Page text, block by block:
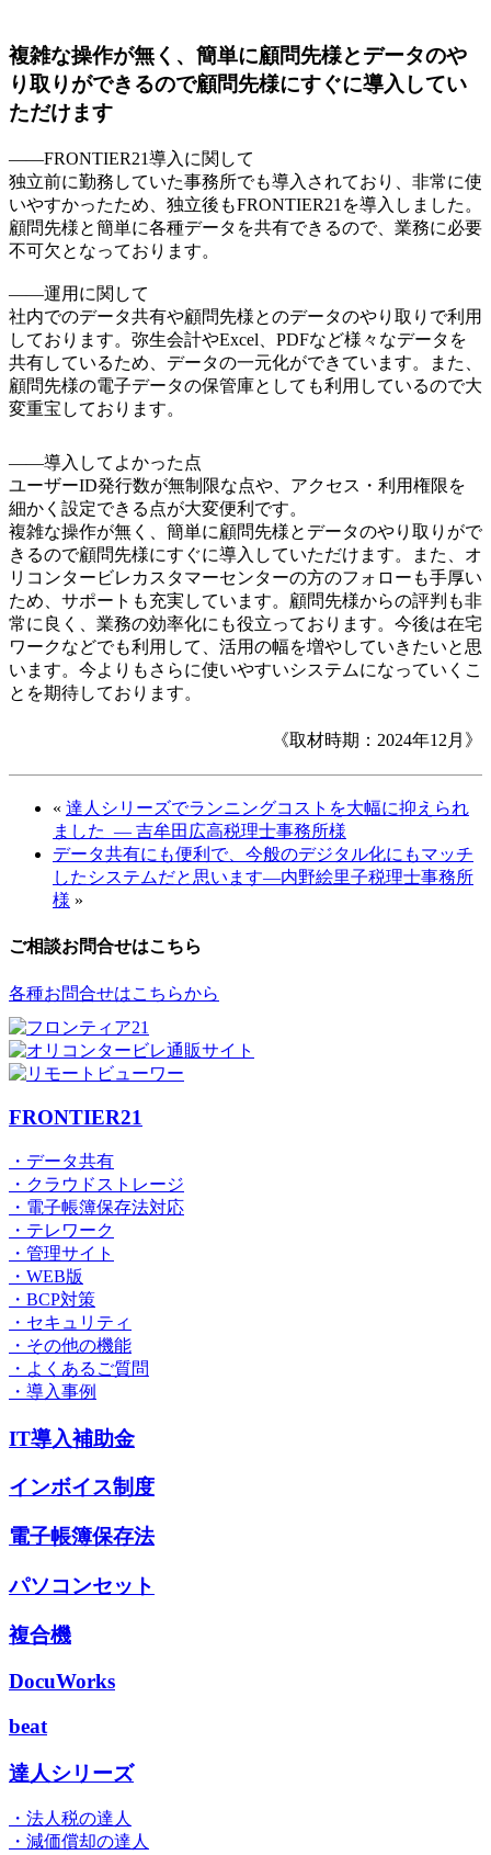
複雑な操作が無く、簡単に顧問先様とデータのや
り取りができるので顧問先様にすぐに導入してい
ただけます
――FRONTIER21導入に関して
独立前に勤務していた事務所でも導入されており、非常に使
いやすかったため、独立後もFRONTIER21を導入しました。
顧問先様と簡単に各種データを共有できるので、業務に必要
不可欠となっております。
――運用に関して
社内でのデータ共有や顧問先様とのデータのやり取りで利用
しております。弥生会計やExcel、PDFなど様々なデータを
共有しているため、データの一元化ができています。また、
顧問先様の電子データの保管庫としても利用しているので大
変重宝しております。
――導入してよかった点
ユーザーID発行数が無制限な点や、アクセス・利用権限を
細かく設定できる点が大変便利です。
複雑な操作が無く、簡単に顧問先様とデータのやり取りがで
きるので顧問先様にすぐに導入していただけます。また、オ
リコンタービレカスタマーセンターの方のフォローも手厚い
ため、サポートも充実しています。顧問先様からの評判も非
常に良く、業務の効率化にも役立っております。今後は在宅
ワークなどでも利用して、活用の幅を増やしていきたいと思
います。今よりもさらに使いやすいシステムになっていくこ
とを期待しております。
《取材時期：2024年12月》
« 達人シリーズでランニングコストを大幅に抑えられ
ました ― 吉牟田広高税理士事務所様
データ共有にも便利で、今般のデジタル化にもマッチ
したシステムだと思います―内野絵里子税理士事務所
様 »
ご相談お問合せはこちら
各種お問合せはこちらから
FRONTIER21
・データ共有
・クラウドストレージ
・電子帳簿保存法対応
・テレワーク
・管理サイト
・WEB版
・BCP対策
・セキュリティ
・その他の機能
・よくあるご質問
・導入事例
IT導入補助金
インボイス制度
電子帳簿保存法
パソコンセット
複合機
DocuWorks
beat
達人シリーズ
・法人税の達人
・減価償却の達人